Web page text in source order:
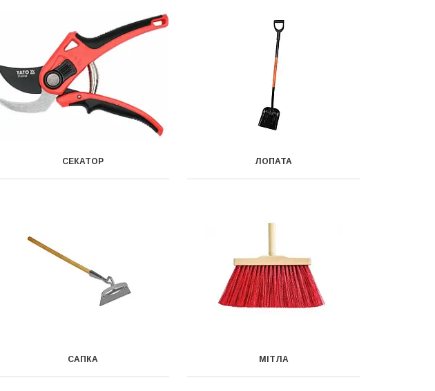
СЕКАТОР ЛОПАТА
САПКА МІТЛА